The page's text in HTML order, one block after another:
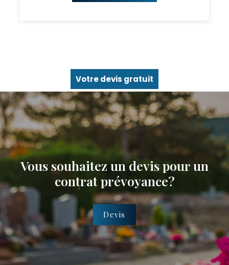
Votre devis gratuit
Vous souhaitez un devis pour un
contrat prévoyance?
Devis